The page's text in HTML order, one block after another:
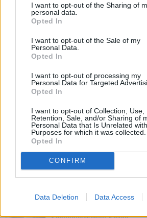
I want to opt-out of the Sharing of
personal data.
Opted In
I want to opt-out of the Sale of my
Personal Data.
Opted In
I want to opt-out of processing my
Personal Data for Targeted
Opted In
I want to opt-out of Collection, Use,
Retention, Sale, and/or Sharing of
Personal Data that Is Unrelated
Purposes for which it was collected.
Opted In
CONFIRM
Data Deletion Data Access
Leicht
Anismonde
Leicht
Red Velvet Whoopie Pies
Leicht
Anisbögen mit Butter